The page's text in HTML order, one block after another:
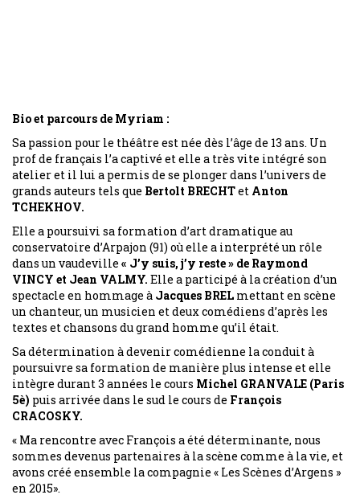
Bio et parcours de Myriam :
Sa passion pour le théâtre est née dès l’âge de 13 ans. Un
prof de français l’a captivé et elle a très vite intégré son
atelier et il lui a permis de se plonger dans l’univers de
grands auteurs tels que Bertolt BRECHTet Anton
TCHEKHOV.
Elle a poursuivi sa formation d’art dramatique au
conservatoire d’Arpajon (91) où elle a interprété un rôle
dans un vaudeville « J’y suis, j’y reste » de Raymond
VINCY et Jean VALMY. Elle a participé à la création d’un
spectacle en hommage à Jacques BREL mettant en scène
un chanteur, un musicien et deux comédiens d’après les
textes et chansons du grand homme qu’il était.
Sa détermination à devenir comédienne la conduit à
poursuivre sa formation de manière plus intense et elle
intègre durant 3 années le cours Michel GRANVALE (Paris
5è) puis arrivée dans le sud le cours de François
CRACOSKY.
« Ma rencontre avec François a été déterminante, nous
sommes devenus partenaires à la scène comme à la vie, et
avons créé ensemble la compagnie « Les Scènes d’Argens »
en 2015».